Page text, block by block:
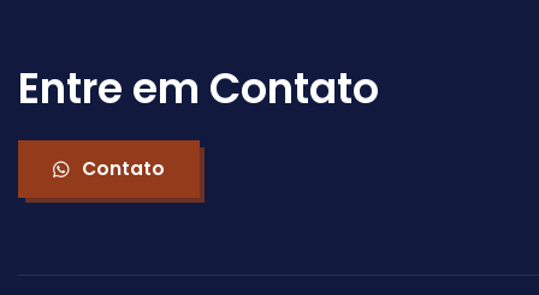
Entre em Contato
Contato